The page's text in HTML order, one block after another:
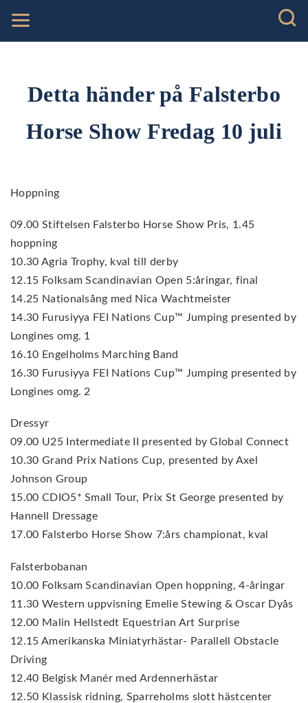
Detta händer på Falsterbo
Horse Show Fredag 10 juli
Hoppning
09.00 Stiftelsen Falsterbo Horse Show Pris, 1.45
hoppning
10.30 Agria Trophy, kval till derby
12.15 Folksam Scandinavian Open 5:åringar, final
14.25 Nationalsång med Nica Wachtmeister
14.30 Furusiyya FEI Nations Cup™ Jumping presented by
Longines omg. 1
16.10 Engelholms Marching Band
16.30 Furusiyya FEI Nations Cup™ Jumping presented by
Longines omg. 2
Dressyr
09.00 U25 Intermediate II presented by Global Connect
10.30 Grand Prix Nations Cup, presented by Axel
Johnson Group
15.00 CDIO5* Small Tour, Prix St George presented by
Hannell Dressage
17.00 Falsterbo Horse Show 7:års championat, kval
Falsterbobanan
10.00 Folksam Scandinavian Open hoppning, 4-åringar
11.30 Western uppvisning Emelie Stewing & Oscar Dyås
12.00 Malin Hellstedt Equestrian Art Surprise
12.15 Amerikanska Miniatyrhästar- Parallell Obstacle
Driving
12.40 Belgisk Manér med Ardennerhästar
12.50 Klassisk ridning, Sparreholms slott hästcenter